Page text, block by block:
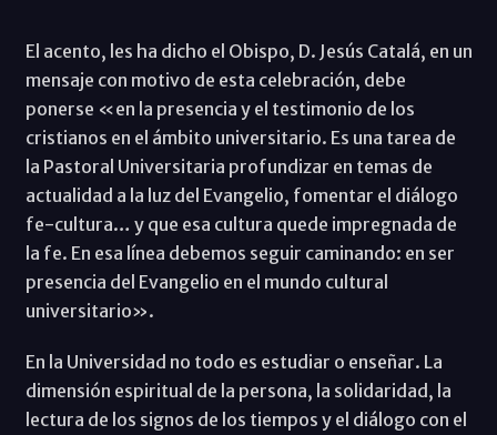
El acento, les ha dicho el Obispo, D. Jesús Catalá, en un
mensaje con motivo de esta celebración, debe
ponerse «en la presencia y el testimonio de los
cristianos en el ámbito universitario. Es una tarea de
la Pastoral Universitaria profundizar en temas de
actualidad a la luz del Evangelio, fomentar el diálogo
fe-cultura… y que esa cultura quede impregnada de
la fe. En esa línea debemos seguir caminando: en ser
presencia del Evangelio en el mundo cultural
universitario».
En la Universidad no todo es estudiar o enseñar. La
dimensión espiritual de la persona, la solidaridad, la
lectura de los signos de los tiempos y el diálogo con el